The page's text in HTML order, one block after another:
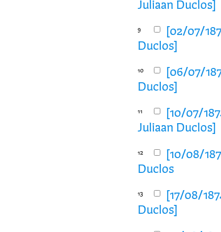
Juliaan Duclos]
9
[02/07/
Duclos]
10
[06/07/
Duclos]
11
[10/07/
Juliaan Duclos]
12
[10/08/
Duclos
13
[17/08/
Duclos]